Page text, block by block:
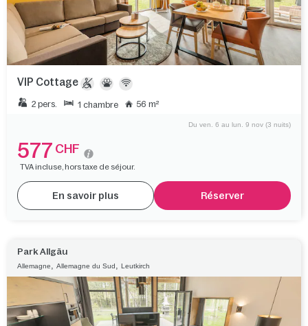
VIP Cottage
2 pers. 1 chambre 56 m²
Du ven. 6 au lun. 9 nov (3 nuits)
577 CHF
TVA incluse, hors taxe de séjour.
En savoir plus Réserver
Park Allgäu
Allemagne Allemagne du Sud Leutkirch